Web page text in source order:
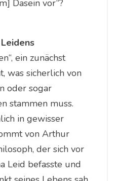
Dasein vor“?
ein zunächst
was sicherlich von
oder sogar
stammen muss.
in gewisser
von Arthur
der sich vor
Leid befasste und